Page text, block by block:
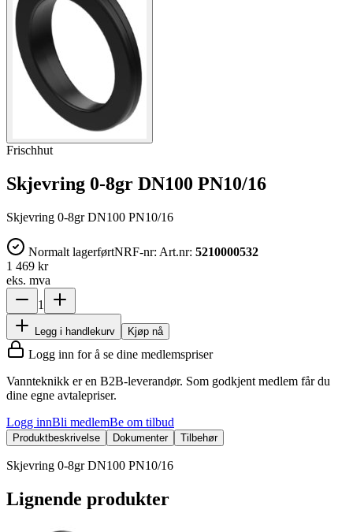
Frischhut
Skjevring 0-8gr DN100 PN10/16
Skjevring 0-8gr DN100 PN10/16
Normalt lagerførtNRF-nr: Art.nr: 5210000532
1 469 kr
eks. mva
1
Legg i handlekurv Kjøp nå
Logg inn for å se dine medlemspriser
Vannteknikk er en B2B-leverandør. Som godkjent medlem får du
dine egne avtalepriser.
Logg innBli medlemBe om tilbud
Produktbeskrivelse Dokumenter Tilbehør
Skjevring 0-8gr DN100 PN10/16
Lignende produkter